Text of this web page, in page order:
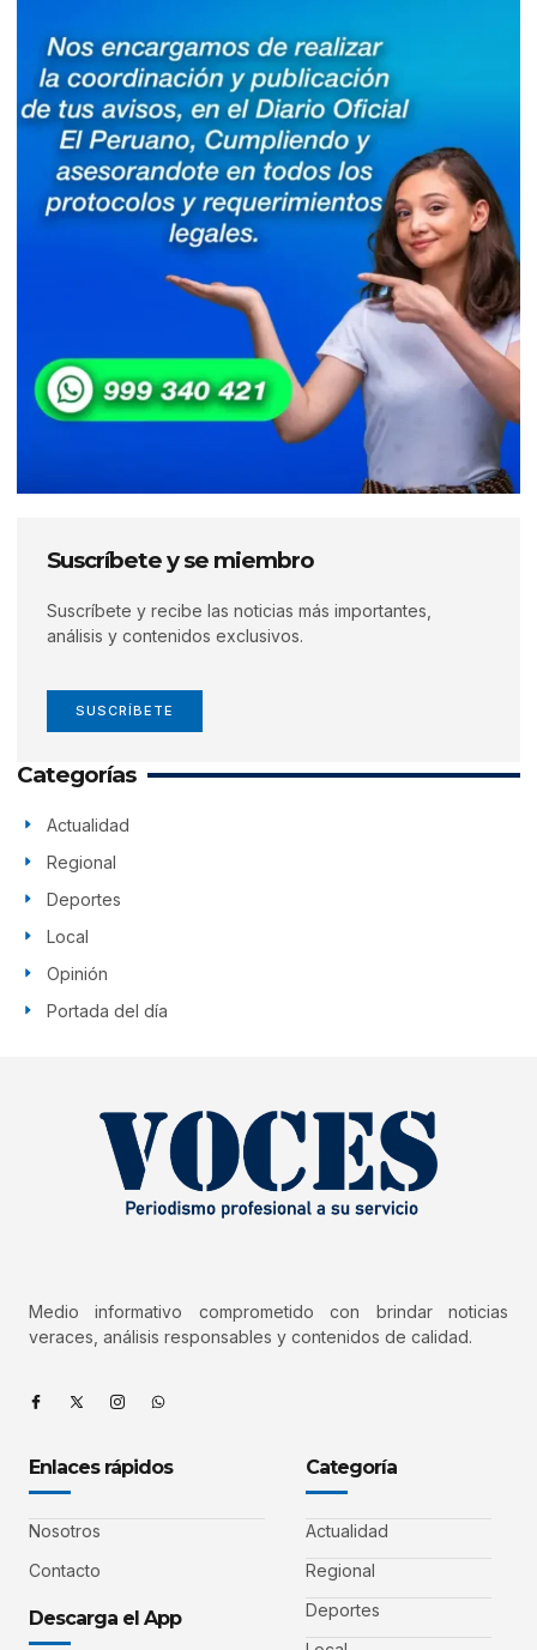
Suscríbete y se miembro
Suscríbete y recibe las noticias más importantes,
análisis y contenidos exclusivos.
SUSCRÍBETE
Categorías
Actualidad
Regional
Deportes
Local
Opinión
Portada del día
Medio informativo comprometido con brindar noticias
veraces, análisis responsables y contenidos de calidad.
Enlaces rápidos
Nosotros
Contacto
Descarga el App
Categoría
Actualidad
Regional
Deportes